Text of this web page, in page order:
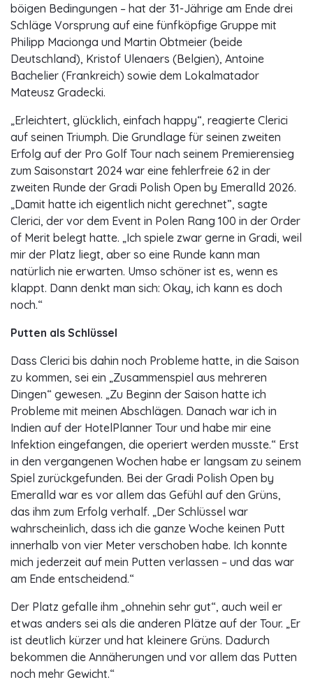
böigen Bedingungen – hat der 31-Jährige am Ende drei
Schläge Vorsprung auf eine fünfköpfige Gruppe mit
Philipp Macionga und Martin Obtmeier (beide
Deutschland), Kristof Ulenaers (Belgien), Antoine
Bachelier (Frankreich) sowie dem Lokalmatador
Mateusz Gradecki.
„Erleichtert, glücklich, einfach happy“, reagierte Clerici
auf seinen Triumph. Die Grundlage für seinen zweiten
Erfolg auf der Pro Golf Tour nach seinem Premierensieg
zum Saisonstart 2024 war eine fehlerfreie 62 in der
zweiten Runde der Gradi Polish Open by Emeralld 2026.
„Damit hatte ich eigentlich nicht gerechnet”, sagte
Clerici, der vor dem Event in Polen Rang 100 in der Order
of Merit belegt hatte. „Ich spiele zwar gerne in Gradi, weil
mir der Platz liegt, aber so eine Runde kann man
natürlich nie erwarten. Umso schöner ist es, wenn es
klappt. Dann denkt man sich: Okay, ich kann es doch
noch.“
Putten als Schlüssel
Dass Clerici bis dahin noch Probleme hatte, in die Saison
zu kommen, sei ein „Zusammenspiel aus mehreren
Dingen“ gewesen. „Zu Beginn der Saison hatte ich
Probleme mit meinen Abschlägen. Danach war ich in
Indien auf der HotelPlanner Tour und habe mir eine
Infektion eingefangen, die operiert werden musste.“ Erst
in den vergangenen Wochen habe er langsam zu seinem
Spiel zurückgefunden. Bei der Gradi Polish Open by
Emeralld war es vor allem das Gefühl auf den Grüns,
das ihm zum Erfolg verhalf. „Der Schlüssel war
wahrscheinlich, dass ich die ganze Woche keinen Putt
innerhalb von vier Meter verschoben habe. Ich konnte
mich jederzeit auf mein Putten verlassen – und das war
am Ende entscheidend.“
Der Platz gefalle ihm „ohnehin sehr gut“, auch weil er
etwas anders sei als die anderen Plätze auf der Tour. „Er
ist deutlich kürzer und hat kleinere Grüns. Dadurch
bekommen die Annäherungen und vor allem das Putten
noch mehr Gewicht.“